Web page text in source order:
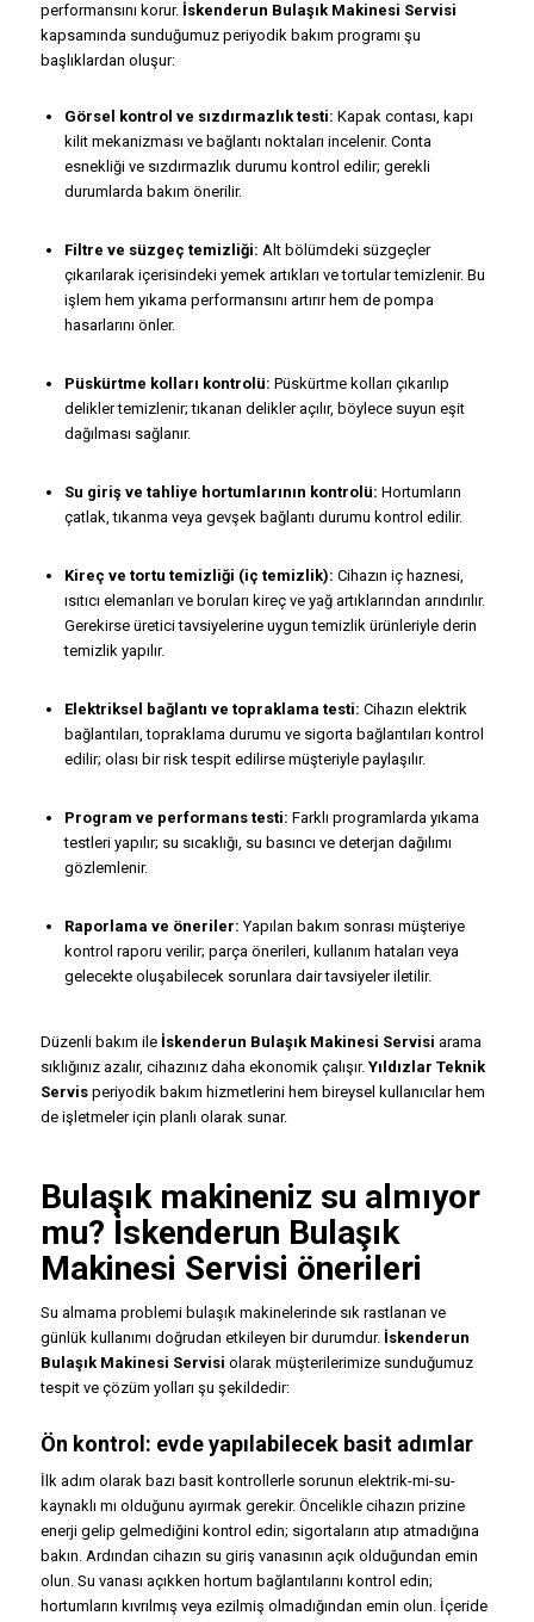
performansını korur. İskenderun Bulaşık Makinesi Servisi
kapsamında sunduğumuz periyodik bakım programı şu
başlıklardan oluşur:
Görsel kontrol ve sızdırmazlık testi: Kapak contası, kapı
kilit mekanizması ve bağlantı noktaları incelenir. Conta
esnekliği ve sızdırmazlık durumu kontrol edilir; gerekli
durumlarda bakım önerilir.
Filtre ve süzgeç temizliği: Alt bölümdeki süzgeçler
çıkarılarak içerisindeki yemek artıkları ve tortular temizlenir. Bu
işlem hem yıkama performansını artırır hem de pompa
hasarlarını önler.
Püskürtme kolları kontrolü: Püskürtme kolları çıkarılıp
delikler temizlenir; tıkanan delikler açılır, böylece suyun eşit
dağılması sağlanır.
Su giriş ve tahliye hortumlarının kontrolü: Hortumların
çatlak, tıkanma veya gevşek bağlantı durumu kontrol edilir.
Kireç ve tortu temizliği (iç temizlik): Cihazın iç haznesi,
ısıtıcı elemanları ve boruları kireç ve yağ artıklarından arındırılır.
Gerekirse üretici tavsiyelerine uygun temizlik ürünleriyle derin
temizlik yapılır.
Elektriksel bağlantı ve topraklama testi: Cihazın elektrik
bağlantıları, topraklama durumu ve sigorta bağlantıları kontrol
edilir; olası bir risk tespit edilirse müşteriyle paylaşılır.
Program ve performans testi: Farklı programlarda yıkama
testleri yapılır; su sıcaklığı, su basıncı ve deterjan dağılımı
gözlemlenir.
Raporlama ve öneriler: Yapılan bakım sonrası müşteriye
kontrol raporu verilir; parça önerileri, kullanım hataları veya
gelecekte oluşabilecek sorunlara dair tavsiyeler iletilir.
Düzenli bakım ile İskenderun Bulaşık Makinesi Servisi arama
sıklığınız azalır, cihazınız daha ekonomik çalışır. Yıldızlar Teknik
Servisperiyodik bakım hizmetlerini hem bireysel kullanıcılar hem
de işletmeler için planlı olarak sunar.
Bulaşık makineniz su almıyor
mu? İskenderun Bulaşık
Makinesi Servisi önerileri
Su almama problemi bulaşık makinelerinde sık rastlanan ve
günlük kullanımı doğrudan etkileyen bir durumdur. İskenderun
Bulaşık Makinesi Servisi olarak müşterilerimize sunduğumuz
tespit ve çözüm yolları şu şekildedir:
Ön kontrol: evde yapılabilecek basit adımlar
İlk adım olarak bazı basit kontrollerle sorunun elektrik-mi-su-
kaynaklı mı olduğunu ayırmak gerekir. Öncelikle cihazın prizine
enerji gelip gelmediğini kontrol edin; sigortaların atıp atmadığına
bakın. Ardından cihazın su giriş vanasının açık olduğundan emin
olun. Su vanası açıkken hortum bağlantılarını kontrol edin;
hortumların kıvrılmış veya ezilmiş olmadığından emin olun. İçeride